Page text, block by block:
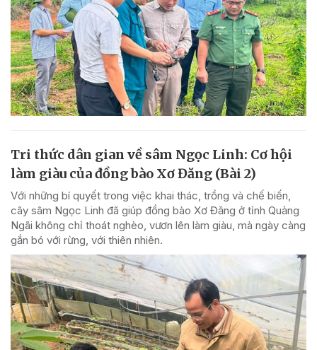
Tri thức dân gian về sâm Ngọc Linh: Cơ hội
làm giàu của đồng bào Xơ Đăng (Bài 2)
Với những bí quyết trong việc khai thác, trồng và chế biến,
cây sâm Ngọc Linh đã giúp đồng bào Xơ Đăng ở tỉnh Quảng
Ngãi không chỉ thoát nghèo, vươn lên làm giàu, mà ngày càng
gắn bó với rừng, với thiên nhiên.